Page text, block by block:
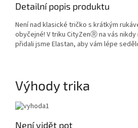
Detailní popis produktu
Není nad klasické tričko s krátkým
obyčejné! V triku CityZenⓇ na vás
přidali jsme Elastan, aby vám lépe
Výhody trika
Není vidět pot